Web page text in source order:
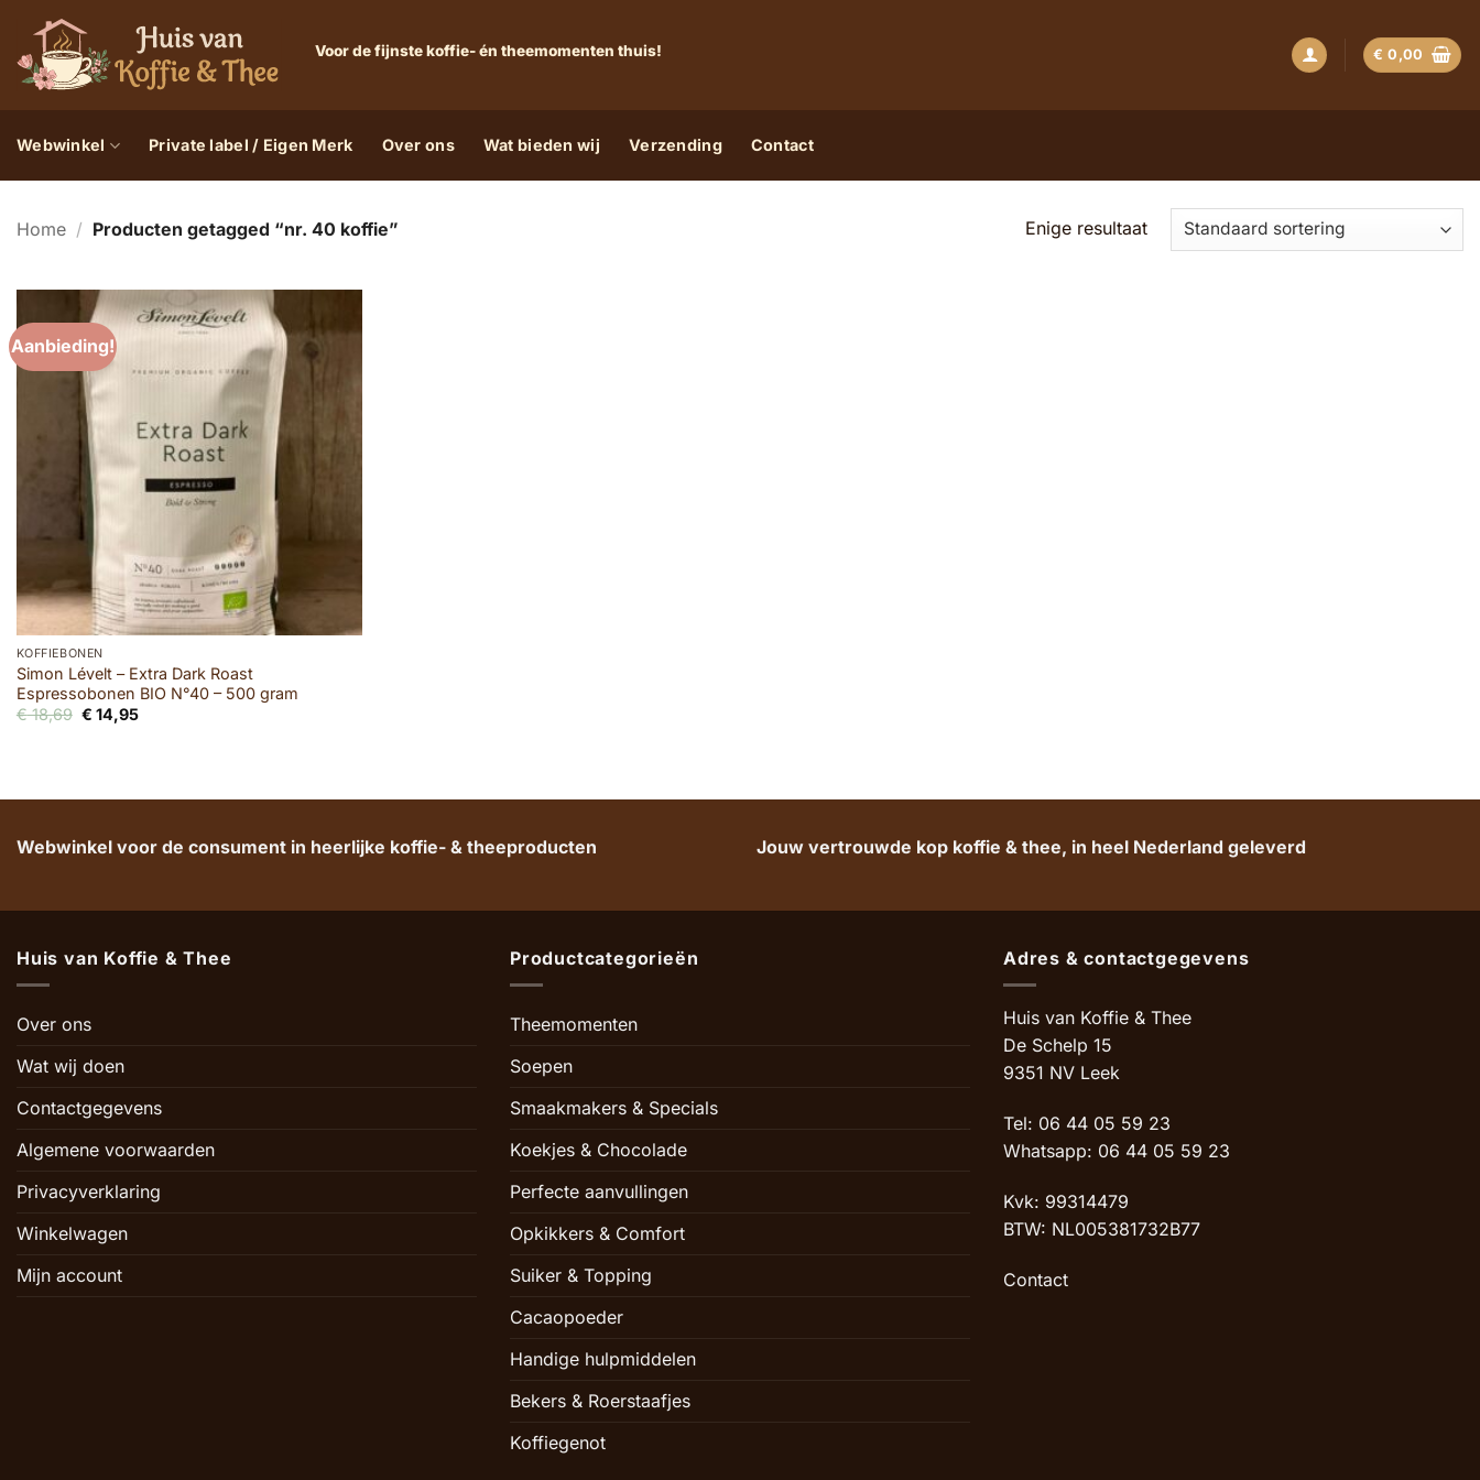
naar
inhoud
Voor de fijnste koffie- én theemomenten thuis! € 0,00
Webwinkel Private label / Eigen Merk Over ons Wat bieden wij Verzending Contact
Home / Producten getagged “nr. 40 koffie” Enige resultaat
Aanbieding!
KOFFIEBONEN
Simon Lévelt – Extra Dark Roast
Espressobonen BIO N°40 – 500 gram
€18,69 Oorspronkelijke
€ 14,95Huidige
Webwinkel voor de consument in heerlijke koffie- & theeproducten Jouw vertrouwde kop koffie & thee, in heel Nederland geleverd
Huis van Koffie & Thee
Over ons
Wat wij doen
Contactgegevens
Algemene voorwaarden
Privacyverklaring
Winkelwagen
Mijn account
Productcategorieën
Theemomenten
Soepen
Smaakmakers & Specials
Koekjes & Chocolade
Perfecte aanvullingen
Opkikkers & Comfort
Suiker & Topping
Cacaopoeder
Handige hulpmiddelen
Bekers & Roerstaafjes
Koffiegenot
Adres & contactgegevens
Huis van Koffie & Thee
De Schelp 15
9351 NV Leek
Tel: 06 44 05 59 23
Whatsapp: 06 44 05 59 23
Kvk: 99314479
BTW: NL005381732B77
Contact